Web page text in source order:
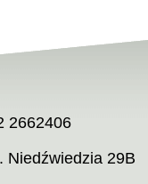
2662406
Niedźwiedzia 29B